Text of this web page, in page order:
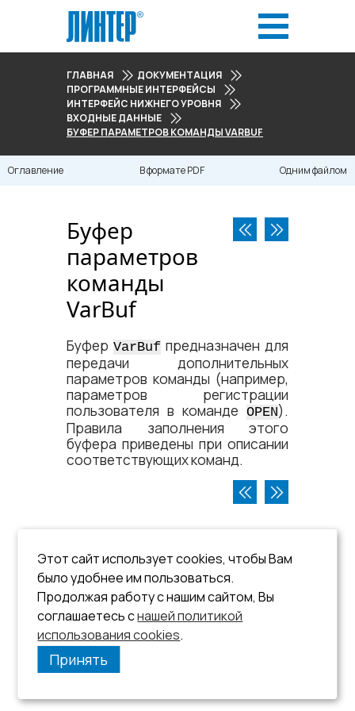
ГЛАВНАЯ
ДОКУМЕНТАЦИЯ
ПРОГРАММНЫЕ ИНТЕРФЕЙСЫ
ИНТЕРФЕЙС НИЖНЕГО УРОВНЯ
ВХОДНЫЕ ДАННЫЕ
БУФЕР ПАРАМЕТРОВ КОМАНДЫ VARBUF
Оглавление В формате PDF Одним файлом
Буфер
параметров
команды
VarBuf
Буфер VarBuf предназначен для
передачи дополнительных
параметров команды (например,
параметров регистрации
пользователя в команде OPEN).
Правила заполнения этого
буфера приведены при описании
соответствующих команд.
Этот сайт использует cookies, чтобы Вам
было удобнее им пользоваться.
Продолжая работу с нашим сайтом, Вы
соглашаетесь снашей политикой
использования cookies.
Принять